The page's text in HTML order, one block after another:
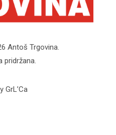
Antoš Trgovina.
pridržana.
GrL’Ca